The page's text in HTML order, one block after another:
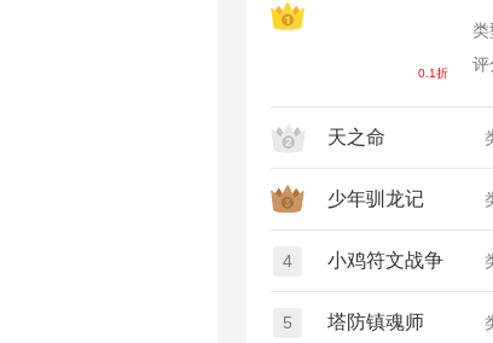
0.1折
类
评
天之命
少年驯龙记
4 小鸡符文战争
5 塔防镇魂师